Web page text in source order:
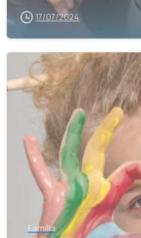
17/07/2024
Família